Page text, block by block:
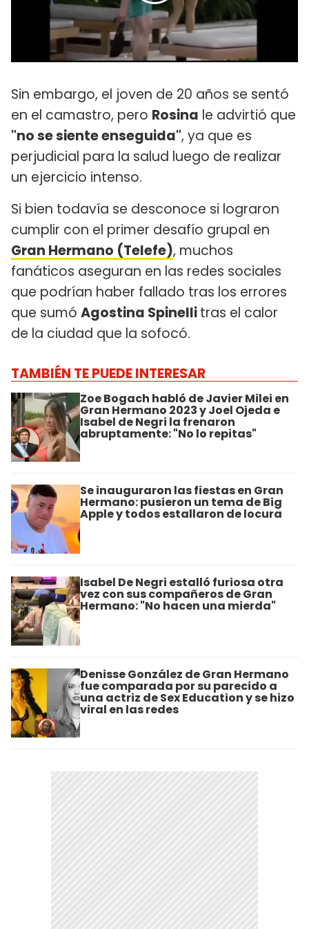
Sin embargo, el joven de 20 años se sentó
en el camastro, pero Rosina le advirtió que
"no se siente enseguida", ya que es
perjudicial para la salud luego de realizar
un ejercicio intenso.
Si bien todavía se desconoce si lograron
cumplir con el primer desafío grupal en
Gran Hermano (Telefe), muchos
fanáticos aseguran en las redes sociales
que podrían haber fallado tras los errores
que sumó Agostina Spinellitras el calor
de la ciudad que la sofocó.
TAMBIÉN TE PUEDE INTERESAR
Zoe Bogach habló de Javier Milei en
Gran Hermano 2023 y Joel Ojeda e
Isabel de Negri la frenaron
abruptamente: "No lo repitas"
Se inauguraron las fiestas en Gran
Hermano: pusieron un tema de Big
Apple y todos estallaron de locura
Isabel De Negri estalló furiosa otra
vez con sus compañeros de Gran
Hermano: "No hacen una mierda"
Denisse González de Gran Hermano
fue comparada por su parecido a
una actriz de Sex Education y se hizo
viral en las redes